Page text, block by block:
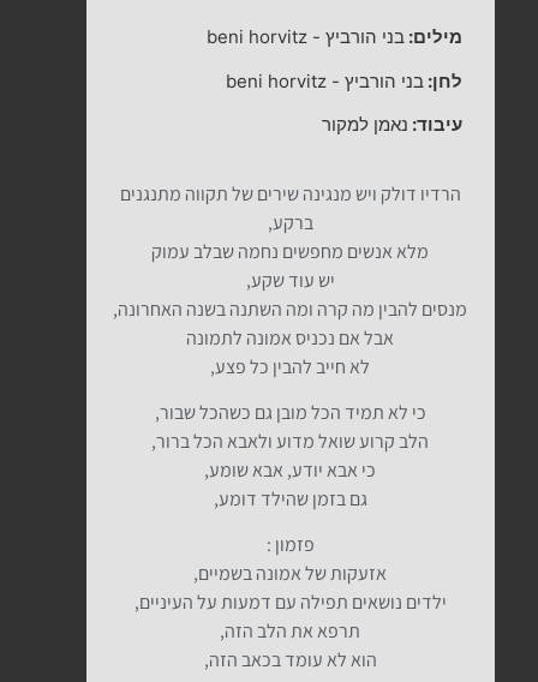
מילים:בני הורביץ -
beni horvitz
לחן:בני הורביץ -
beni horvitz
עיבוד: נאמן למקור
הרדיו דולק ויש מנגינה שירים של תקווה מתנגנים
ברקע,
מלא אנשים מחפשים נחמה שבלב עמוק
יש עוד שקע,
מנסים להבין מה קרה ומה השתנה בשנה האחרונה,
אבל אם נכניס אמונה לתמונה
לא חייב להבין כל פצע,
כי לא תמיד הכל מובן גם כשהכל שבור,
הלב קרוע שואל מדוע ולאבא הכל ברור,
כי אבא יודע, אבא שומע,
גם בזמן שהילד דומע,
פזמון :
אזעקות של אמונה בשמיים,
ילדים נושאים תפילה עם דמעות על העיניים,
תרפא את הלב הזה,
הוא לא עומד בכאב הזה,